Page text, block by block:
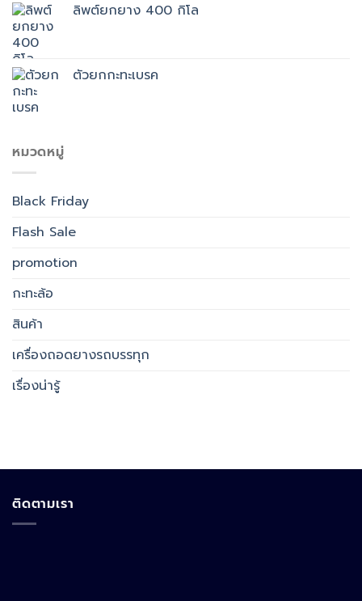
ลิพต์ยกยาง 400 กิโล
ตัวยกกะทะเบรค
หมวดหมู่
Black Friday
Flash Sale
promotion
กะทะล้อ
สินค้า
เครื่องถอดยางรถบรรทุก
เรื่องน่ารู้
ติดตามเรา